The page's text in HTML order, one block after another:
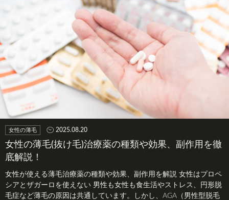
女性の薄毛 2025.08.20
女性の薄毛(抜け毛)治療薬の種類や効果、副作用を徹
底解説！
女性が使える薄毛治療薬の種類や効果、副作用を解説 女性はプロペ
シアとザガーロを使えない 男性も女性も食生活やストレス、円形脱
毛症など薄毛の原因は共通しています。しかし、AGA（男性型脱毛